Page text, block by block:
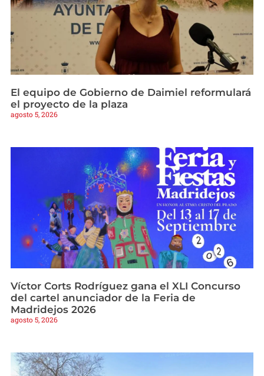
El equipo de Gobierno de Daimiel reformulará
el proyecto de la plaza
agosto 5, 2026
Víctor Corts Rodríguez gana el XLI Concurso
del cartel anunciador de la Feria de
Madridejos 2026
agosto 5, 2026